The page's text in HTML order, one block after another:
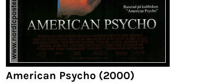
American Psycho (2000)